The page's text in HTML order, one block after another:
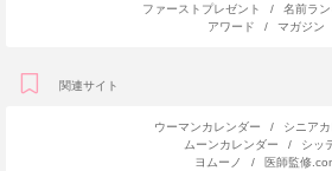
ファーストプレゼント /
名前ラ
アワード
/ マガジン
関連サイト
ウーマンカレンダー /
シニア
ムーンカレンダー
/
シッ
ヨムーノ
/ 医師監修